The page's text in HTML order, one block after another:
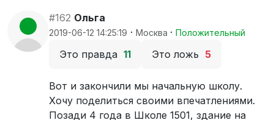
#162 Ольга
2019-06-12 14:25:19 · Москва · Положительный
Это правда 11 Это ложь 5
Вот и закончили мы начальную школу.
Хочу поделиться своими впечатлениями.
Позади 4 года в Школе 1501, здание на